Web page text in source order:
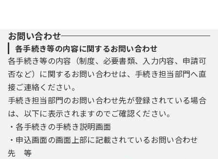
お問い合わせ
各手続き等の内容に関するお問い合わせ
各手続き等の内容（制度、必要書類、入力内容、申請可
否など）に関するお問い合わせは、手続き担当部門へ直
接ご連絡ください。
手続き担当部門のお問い合わせ先が登録されている場合
は、以下に表示されますのでご確認ください。
・各手続きの手続き説明画面
・申込画面の画面上部に記載されているお問い合わせ
先 等